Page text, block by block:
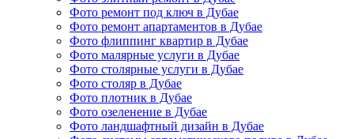
Фото ремонт под ключ в Дубае
Фото ремонт апартаментов в Дубае
Фото флиппинг квартир в Дубае
Фото малярные услуги в Дубае
Фото столярные услуги в Дубае
Фото столяр в Дубае
Фото плотник в Дубае
Фото озеленение в Дубае
Фото ландшафтный дизайн в Дубае